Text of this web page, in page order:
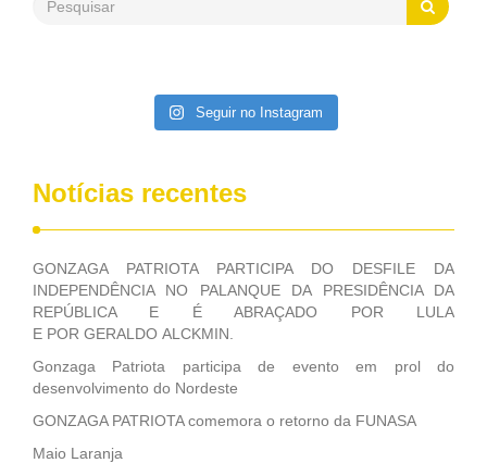
Patriota disse ainda que, mesmo sem mandato,
Seguir no Instagram
Notícias recentes
GONZAGA PATRIOTA PARTICIPA DO DESFILE DA
INDEPENDÊNCIA NO PALANQUE DA PRESIDÊNCIA DA
REPÚBLICA E É ABRAÇADO POR LULA
E POR GERALDO ALCKMIN.
Gonzaga Patriota participa de evento em prol do
desenvolvimento do Nordeste
GONZAGA PATRIOTA comemora o retorno da FUNASA
Maio Laranja